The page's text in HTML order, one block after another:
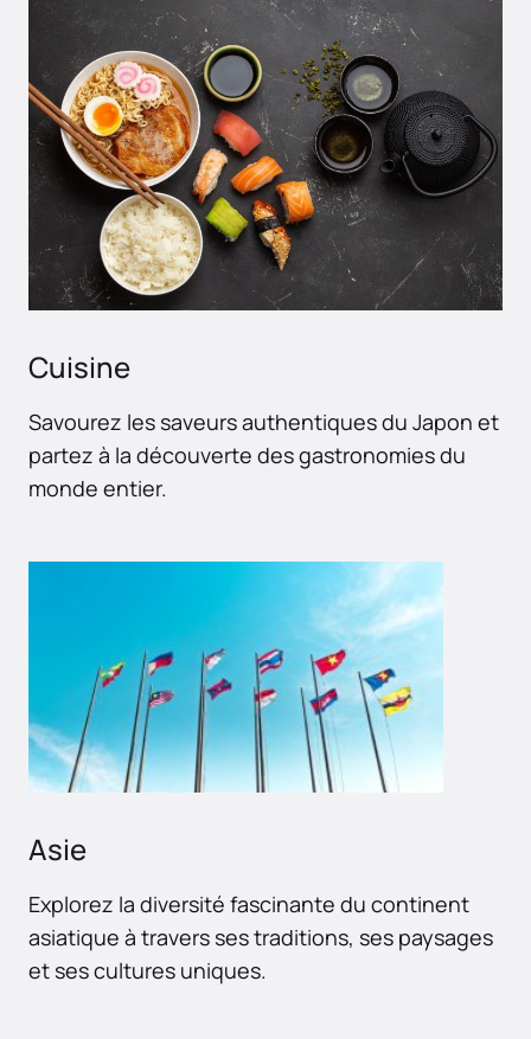
Cuisine
Savourez les saveurs authentiques du Japon et
partez à la découverte des gastronomies du
monde entier.
Asie
Explorez la diversité fascinante du continent
asiatique à travers ses traditions, ses paysages
et ses cultures uniques.